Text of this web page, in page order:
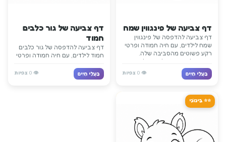
דף צביעה של פינגווין שמח
דף צביעה להדפסה של פינגווין
שמח לילדים, עם חיה חמודה ופרטי
רקע פשוטים מהסביבה שלה.
מתאים לשיעורים על חיות, לכיתה
ולפעילות יצירה ללא מסכים.
בַּעֲלֵי חַיִים 👁️
0 צפיות
דף צביעה של גור כלבים
חמוד
דף צביעה להדפסה של גור כלבים
חמוד לילדים, עם חיה חמודה ופרטי
מתאים לשיעורים על חיות, לכיתה
ולפעילות יצירה ללא מסכים.
בַּעֲלֵי חַיִים 👁️
0 צפיות
⭐⭐ בֵּינוֹנִי